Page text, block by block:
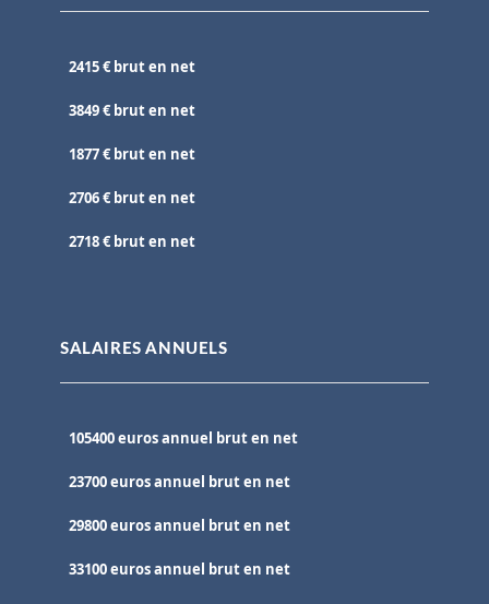
2415 € brut en net
3849 € brut en net
1877 € brut en net
2706 € brut en net
2718 € brut en net
SALAIRES ANNUELS
105400 euros annuel brut en net
23700 euros annuel brut en net
29800 euros annuel brut en net
33100 euros annuel brut en net